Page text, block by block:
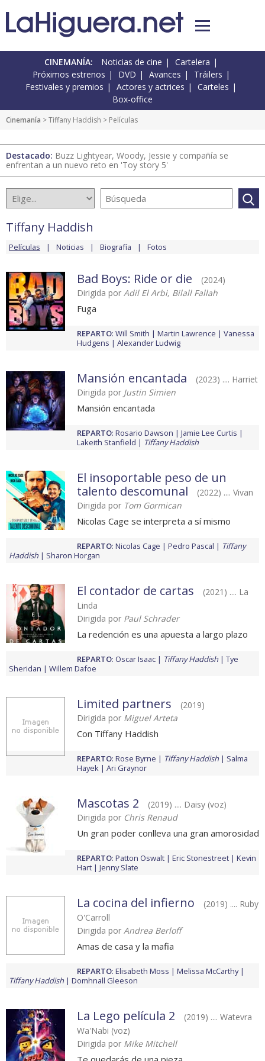
CINEMANÍA: Noticias de cine
Cartelera
Próximos estrenos
DVD Avances
Tráilers
Festivales y premios
Actores y actrices
Carteles
Box-office
Cinemanía >Tiffany Haddish > Películas
Destacado: Buzz Lightyear, Woody, Jessie y compañía se
enfrentan a un nuevo reto en 'Toy story 5'
Tiffany Haddish
Películas Noticias Biografía Fotos
Bad Boys: Ride or die
(2024)
Dirigida por Adil El Arbi, Bilall Fallah
Fuga
REPARTO: Will Smith Martin Lawrence
Vanessa
Hudgens
Alexander Ludwig
Mansión encantada
(2023) .... Harriet
Dirigida por Justin Simien
Mansión encantada
REPARTO: Rosario Dawson
Jamie Lee Curtis
Lakeith Stanfield
Tiffany Haddish
El insoportable peso de un
talento descomunal
(2022) .... Vivan
Dirigida por Tom Gormican
Nicolas Cage se interpreta a sí mismo
REPARTO: Nicolas Cage Pedro Pascal
Tiffany
Haddish
Sharon Horgan
El contador de cartas
(2021) .... La
Linda
Dirigida por Paul Schrader
La redención es una apuesta a largo plazo
REPARTO: Oscar Isaac Tiffany Haddish
Tye
Sheridan
Willem Dafoe
Limited partners
(2019)
Dirigida por Miguel Arteta
Con Tiffany Haddish
REPARTO: Rose Byrne Tiffany Haddish
Salma
Hayek
Ari Graynor
Mascotas 2
(2019) .... Daisy (voz)
Dirigida por Chris Renaud
Un gran poder conlleva una gran amorosidad
REPARTO: Patton Oswalt Eric Stonestreet
Kevin
Hart
Jenny Slate
La cocina del infierno
(2019) .... Ruby
O'Carroll
Dirigida por Andrea Berloff
Amas de casa y la mafia
REPARTO: Elisabeth Moss
Melissa McCarthy
Tiffany Haddish
Domhnall Gleeson
La Lego película 2
(2019) .... Watevra
Wa'Nabi (voz)
Dirigida por Mike Mitchell